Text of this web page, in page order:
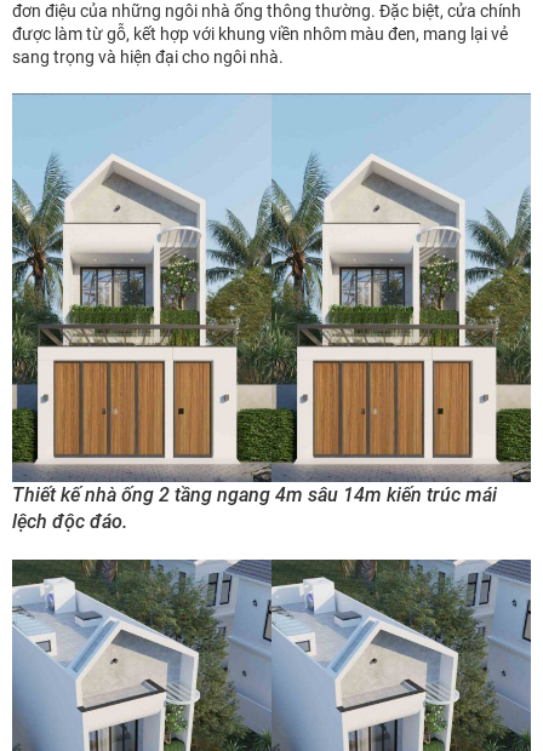
đơn điệu của những ngôi nhà ống thông thường. Đặc biệt, cửa chính
được làm từ gỗ, kết hợp với khung viền nhôm màu đen, mang lại vẻ
sang trọng và hiện đại cho ngôi nhà.
Thiết kế nhà ống 2 tầng ngang 4m sâu 14m kiến trúc mái
lệch độc đáo.